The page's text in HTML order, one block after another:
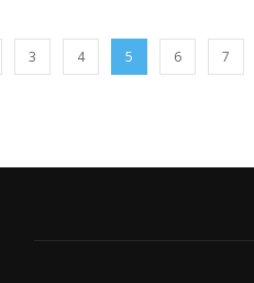
3 4 5 6 7